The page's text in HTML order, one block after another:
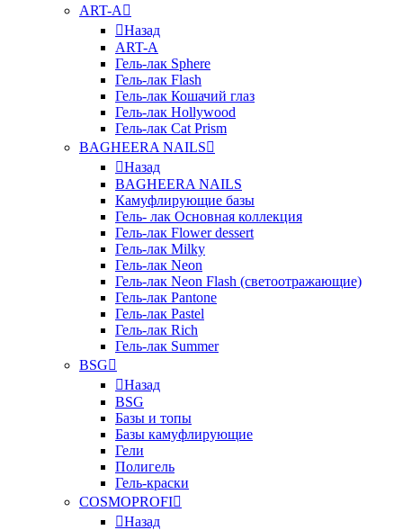
ART-A
Назад
ART-A
Гель-лак Sphere
Гель-лак Flash
Гель-лак Кошачий глаз
Гель-лак Hollywood
Гель-лак Cat Prism
BAGHEERA NAILS
Назад
BAGHEERA NAILS
Камуфлирующие базы
Гель- лак Основная коллекция
Гель-лак Flower dessert
Гель-лак Milky
Гель-лак Neon
Гель-лак Neon Flash (светоотражающие)
Гель-лак Pantone
Гель-лак Pastel
Гель-лак Rich
Гель-лак Summer
BSG
Назад
BSG
Базы и топы
Базы камуфлирующие
Гели
Полигель
Гель-краски
COSMOPROFI
Назад